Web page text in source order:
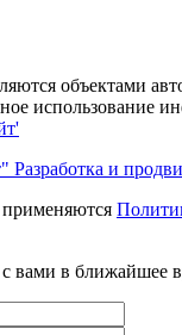
объектами
использование
Разработка и
вами в ближайшее